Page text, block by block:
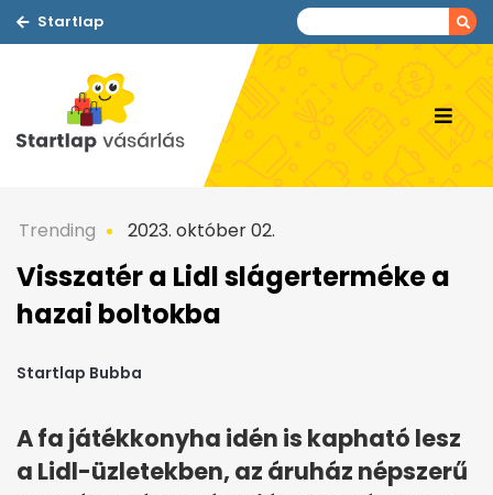
Startlap
Trending 2023. október 02.
Visszatér a Lidl slágerterméke a
hazai boltokba
Startlap Bubba
A fa játékkonyha idén is kapható lesz
a Lidl-üzletekben, az áruház népszerű